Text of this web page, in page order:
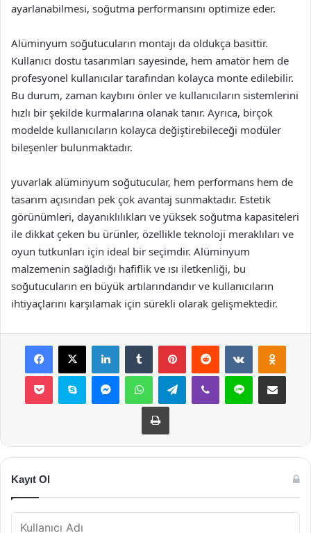
ayarlanabilmesi, soğutma performansını optimize eder.
Alüminyum soğutucuların montajı da oldukça basittir.
Kullanıcı dostu tasarımları sayesinde, hem amatör hem de
profesyonel kullanıcılar tarafından kolayca monte edilebilir.
Bu durum, zaman kaybını önler ve kullanıcıların sistemlerini
hızlı bir şekilde kurmalarına olanak tanır. Ayrıca, birçok
modelde kullanıcıların kolayca değiştirebileceği modüler
bileşenler bulunmaktadır.
yuvarlak alüminyum soğutucular, hem performans hem de
tasarım açısından pek çok avantaj sunmaktadır. Estetik
görünümleri, dayanıklılıkları ve yüksek soğutma kapasiteleri
ile dikkat çeken bu ürünler, özellikle teknoloji meraklıları ve
oyun tutkunları için ideal bir seçimdir. Alüminyum
malzemenin sağladığı hafiflik ve ısı iletkenliği, bu
soğutucuların en büyük artılarındandır ve kullanıcıların
ihtiyaçlarını karşılamak için sürekli olarak gelişmektedir.
Facebook
X LinkedInTumblr PinterestReddit VKontakte
Pocket Skype MessengerWhatsAppTelegramViber Line E-Posta ile
Yazdır
Kayıt Ol